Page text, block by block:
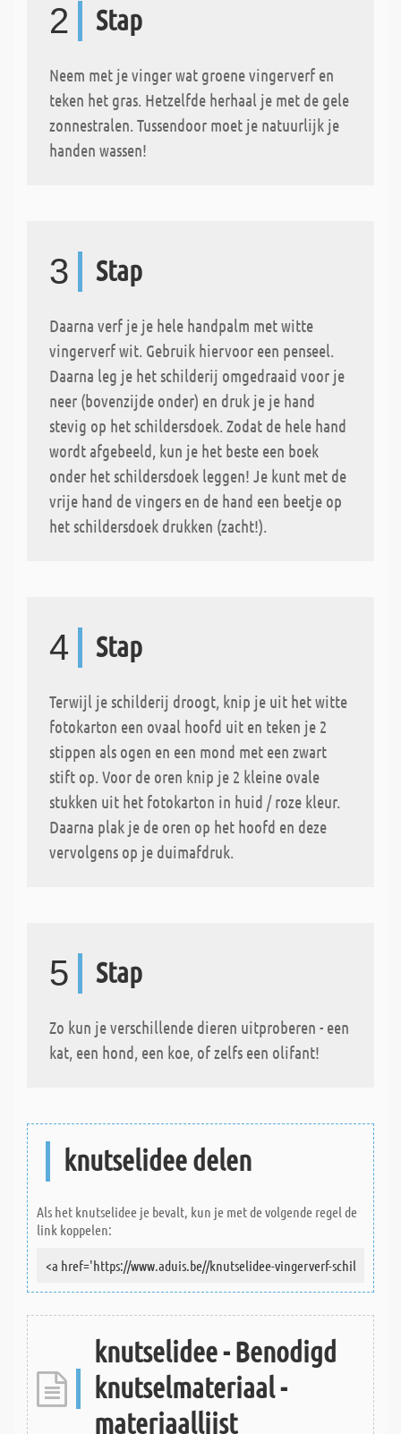
2 Stap
Neem met je vinger wat groene vingerverf en
teken het gras. Hetzelfde herhaal je met de gele
zonnestralen. Tussendoor moet je natuurlijk je
handen wassen!
3 Stap
Daarna verf je je hele handpalm met witte
vingerverf wit. Gebruik hiervoor een penseel.
Daarna leg je het schilderij omgedraaid voor je
neer (bovenzijde onder) en druk je je hand
stevig op het schildersdoek. Zodat de hele hand
wordt afgebeeld, kun je het beste een boek
onder het schildersdoek leggen! Je kunt met de
vrije hand de vingers en de hand een beetje op
het schildersdoek drukken (zacht!).
4 Stap
Terwijl je schilderij droogt, knip je uit het witte
fotokarton een ovaal hoofd uit en teken je 2
stippen als ogen en een mond met een zwart
stift op. Voor de oren knip je 2 kleine ovale
stukken uit het fotokarton in huid / roze kleur.
Daarna plak je de oren op het hoofd en deze
vervolgens op je duimafdruk.
5 Stap
Zo kun je verschillende dieren uitproberen - een
kat, een hond, een koe, of zelfs een olifant!
knutselidee delen
Als het knutselidee je bevalt, kun je met de volgende regel de
link koppelen:
knutselidee - Benodigd
knutselmateriaal -
materiaallijst